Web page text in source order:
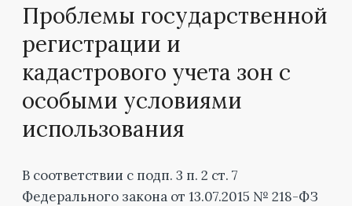
Проблемы государственной
регистрации и
кадастрового учета зон с
особыми условиями
использования
В соответствии с подп. 3 п. 2 ст. 7
Федерального закона от 13.07.2015 № 218-ФЗ